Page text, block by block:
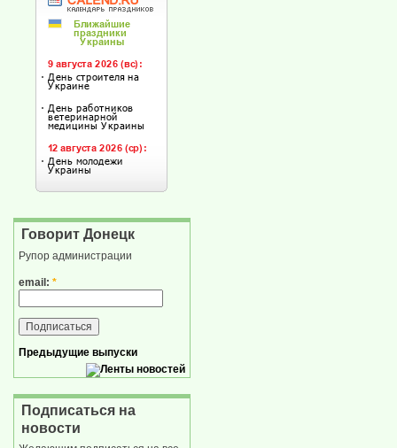
Говорит Донецк
Рупор администрации
email: *
Предыдущие выпуски
Подписаться на
новости